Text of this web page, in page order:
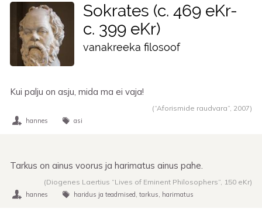
Sokrates c. 469 eKr-
c. 399 eKr
vanakreeka filosoof
Kui palju on asju, mida ma ei vaja!
(“Aforismide raudvara”, 2007)
hannes asi
Tarkus on ainus voorus ja harimatus ainus pahe.
(Diogenes Laertius “Lives of Eminent Philosophers”, 150 eKr)
hannes haridus ja teadmised tarkus harimatus